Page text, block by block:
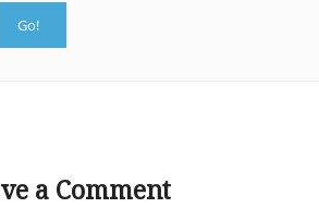
a Comment